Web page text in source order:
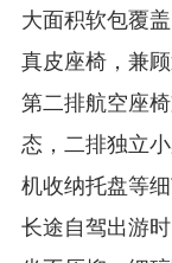
大面积软包覆
真皮座椅，兼
第二排航空座
态，二排独立
机收纳托盘等
长途自驾出游